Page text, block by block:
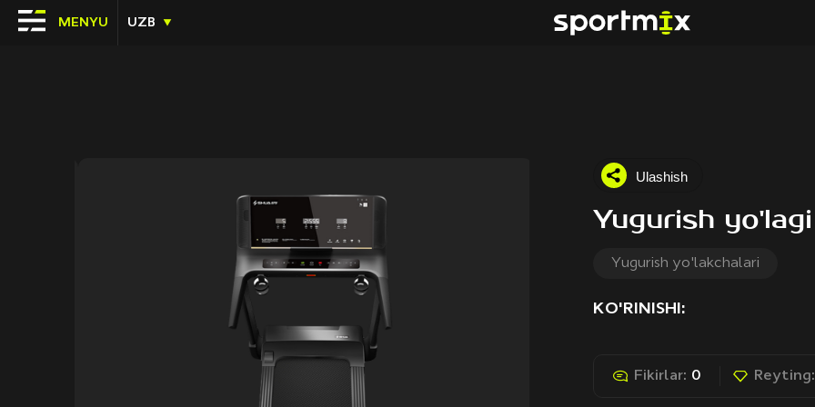
MENYU UZB
Ulashish
Yugurish
Yugurish yo'lakchalari
KO'RINISHI:
Fikirlar: 0 Reyting: